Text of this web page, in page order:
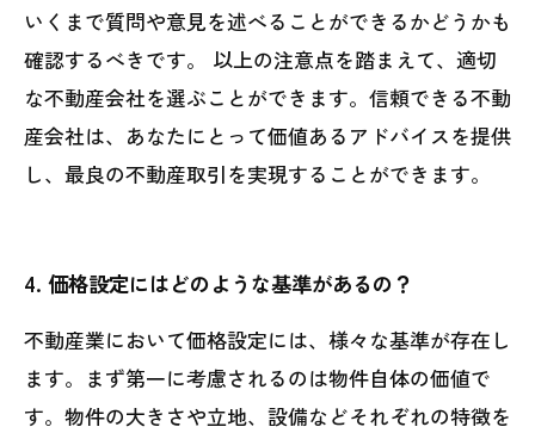
いくまで質問や意見を述べることができるかどうかも
確認するべきです。 以上の注意点を踏まえて、適切
な不動産会社を選ぶことができます。信頼できる不動
産会社は、あなたにとって価値あるアドバイスを提供
し、最良の不動産取引を実現することができます。
4. 価格設定にはどのような基準があるの？
不動産業において価格設定には、様々な基準が存在し
ます。まず第一に考慮されるのは物件自体の価値で
す。物件の大きさや立地、設備などそれぞれの特徴を